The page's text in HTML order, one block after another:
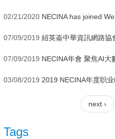
02/21/2020 NECINA has joined
07/09/2019 紐英崙中華資訊網路協
07/09/2019 NECINA年會 聚焦AI大
03/08/2019 2019 NECINA年度职
next ›
Tags